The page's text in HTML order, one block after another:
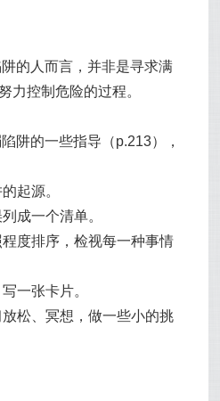
的人而言，并非是寻求满
力控制危险的过程。
阱的一些指导（p.213），
起源。
成一个清单。
度排序，检视每一种事情
一张卡片。
松、冥想，做一些小的挑